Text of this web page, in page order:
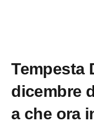
Tempesta
dicembre
a che ora